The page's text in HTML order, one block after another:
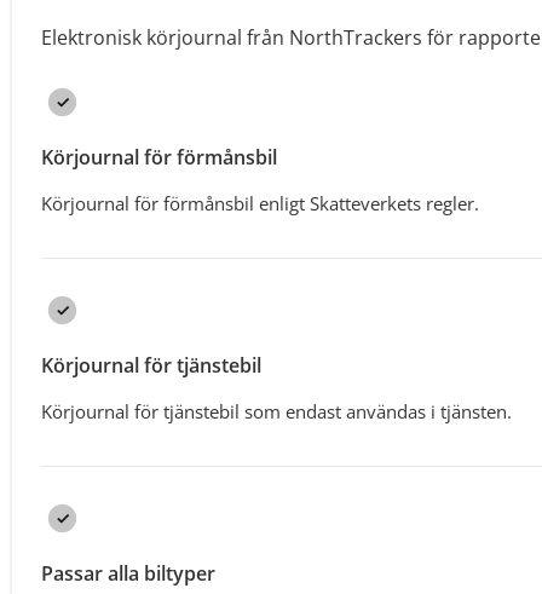
Elektronisk körjournal från NorthTrackers för
Körjournal för förmånsbil
Körjournal för förmånsbil enligt Skatteverkets regler.
Körjournal för tjänstebil
Körjournal för tjänstebil som endast användas i tjänsten.
Passar alla biltyper